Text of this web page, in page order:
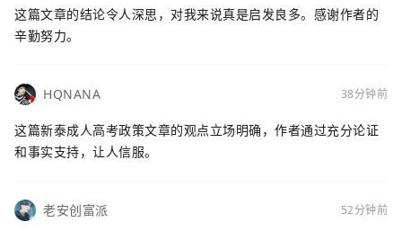
这篇文章的结论令人深思，对我来说真是启发良多。感谢作者的
辛勤努力。
HQNANA 38分钟前
这篇新泰成人高考政策文章的观点立场明确，作者通过充分论证
和事实支持，让人信服。
老安创富派 52分钟前